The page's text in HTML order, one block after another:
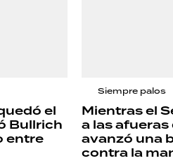
el
Bullrich
entre
Siempre palos
Mientras el
a las
avanzó una
contra la